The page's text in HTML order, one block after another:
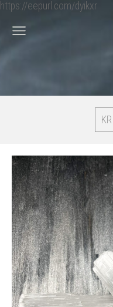
https://eepurl.com/dyikxr